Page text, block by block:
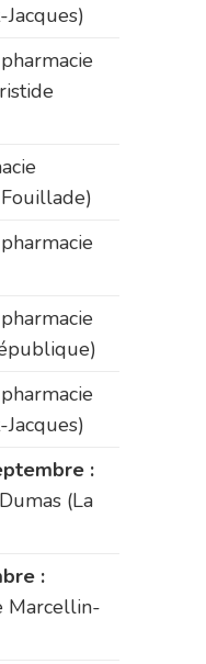
pharmacie
pharmacie
pharmacie
pharmacie
:
(La
:
Marcellin-